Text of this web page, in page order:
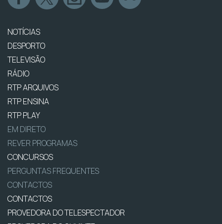
NOTÍCIAS
DESPORTO
TELEVISÃO
RÁDIO
RTP ARQUIVOS
RTP ENSINA
RTP PLAY
EM DIRETO
REVER PROGRAMAS
CONCURSOS
PERGUNTAS FREQUENTES
CONTACTOS
CONTACTOS
PROVEDORA DO TELESPECTADOR